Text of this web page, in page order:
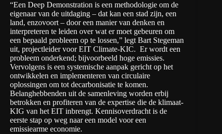
“Een Deep Demonstration is een methodologie om de
eigenaar van de uitdaging – dat kan een stad zijn, een
land, enzovoort – door een manier van denken en
interpreteren te leiden over wat er moet gebeuren om
een bepaald probleem op te lossen,” legt Bart Stegeman
uit, projectleider voor EIT Climate-KIC. Er wordt een
probleem onderkend; bijvoorbeeld hoge emissies.
Vervolgens is een systemische aanpak gericht op het
ontwikkelen en implementeren van circulaire
oplossingen om tot decarbonisatie te komen.
Belanghebbenden uit de samenleving worden erbij
betrokken en profiteren van de expertise die de klimaat-
KIG van het EIT inbrengt. Kennisoverdracht is de
eerste stap op weg naar een model voor een
emissiearme economie.